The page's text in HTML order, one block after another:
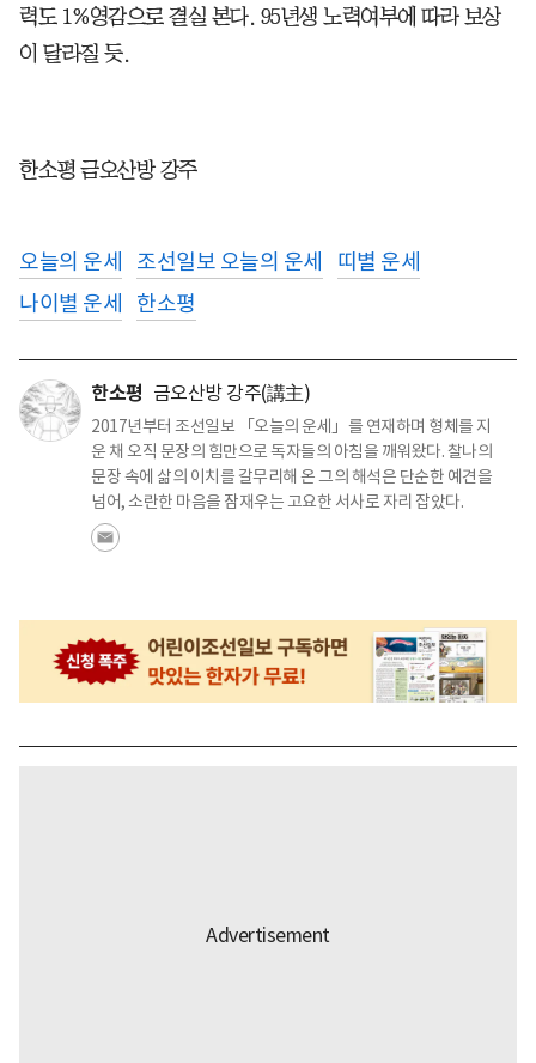
력도 1%영감으로 결실 본다. 95년생 노력여부에 따라 보상
이 달라질 듯.
한소평 금오산방 강주
오늘의 운세 조선일보 오늘의 운세
띠별 운세
나이별 운세
한소평
한소평 금오산방 강주(講主)
2017년부터 조선일보 「오늘의 운세」를 연재하며 형체를 지
운 채 오직 문장의 힘만으로 독자들의 아침을 깨워왔다. 찰나의
문장 속에 삶의 이치를 갈무리해 온 그의 해석은 단순한 예견을
넘어, 소란한 마음을 잠재우는 고요한 서사로 자리 잡았다.